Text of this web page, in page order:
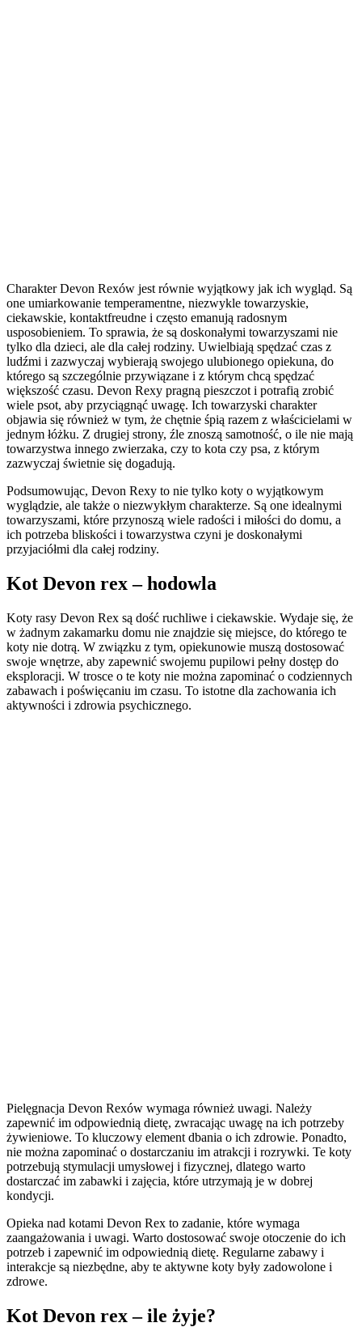
Charakter Devon Rexów jest równie wyjątkowy jak ich wygląd. Są
one umiarkowanie temperamentne, niezwykle towarzyskie,
ciekawskie, kontaktfreudne i często emanują radosnym
usposobieniem. To sprawia, że są doskonałymi towarzyszami nie
tylko dla dzieci, ale dla całej rodziny. Uwielbiają spędzać czas z
ludźmi i zazwyczaj wybierają swojego ulubionego opiekuna, do
którego są szczególnie przywiązane i z którym chcą spędzać
większość czasu. Devon Rexy pragną pieszczot i potrafią zrobić
wiele psot, aby przyciągnąć uwagę. Ich towarzyski charakter
objawia się również w tym, że chętnie śpią razem z właścicielami w
jednym łóżku. Z drugiej strony, źle znoszą samotność, o ile nie mają
towarzystwa innego zwierzaka, czy to kota czy psa, z którym
zazwyczaj świetnie się dogadują.
Podsumowując, Devon Rexy to nie tylko koty o wyjątkowym
wyglądzie, ale także o niezwykłym charakterze. Są one idealnymi
towarzyszami, które przynoszą wiele radości i miłości do domu, a
ich potrzeba bliskości i towarzystwa czyni je doskonałymi
przyjaciółmi dla całej rodziny.
Kot Devon rex – hodowla
Koty rasy Devon Rex są dość ruchliwe i ciekawskie. Wydaje się, że
w żadnym zakamarku domu nie znajdzie się miejsce, do którego te
koty nie dotrą. W związku z tym, opiekunowie muszą dostosować
swoje wnętrze, aby zapewnić swojemu pupilowi pełny dostęp do
eksploracji. W trosce o te koty nie można zapominać o codziennych
zabawach i poświęcaniu im czasu. To istotne dla zachowania ich
aktywności i zdrowia psychicznego.
Pielęgnacja Devon Rexów wymaga również uwagi. Należy
zapewnić im odpowiednią dietę, zwracając uwagę na ich potrzeby
żywieniowe. To kluczowy element dbania o ich zdrowie. Ponadto,
nie można zapominać o dostarczaniu im atrakcji i rozrywki. Te koty
potrzebują stymulacji umysłowej i fizycznej, dlatego warto
dostarczać im zabawki i zajęcia, które utrzymają je w dobrej
kondycji.
Opieka nad kotami Devon Rex to zadanie, które wymaga
zaangażowania i uwagi. Warto dostosować swoje otoczenie do ich
potrzeb i zapewnić im odpowiednią dietę. Regularne zabawy i
interakcje są niezbędne, aby te aktywne koty były zadowolone i
zdrowe.
Kot Devon rex – ile żyje?